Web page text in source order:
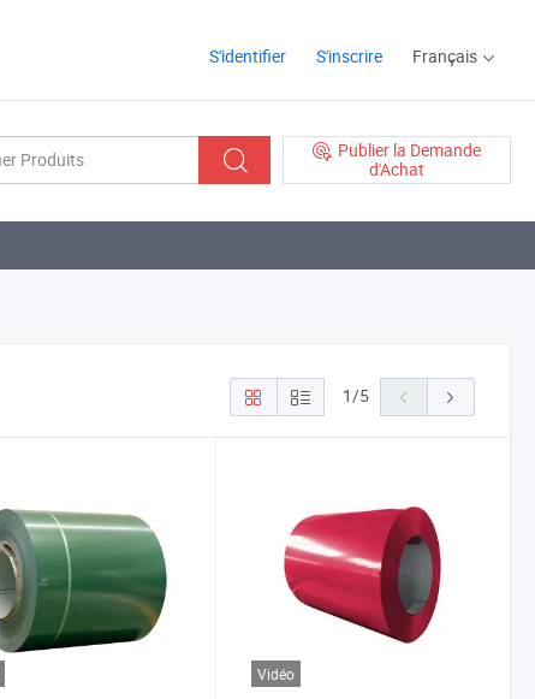
S'identifier S'inscrire Français
Publier la Demande
d'Achat
1/5
Vidéo